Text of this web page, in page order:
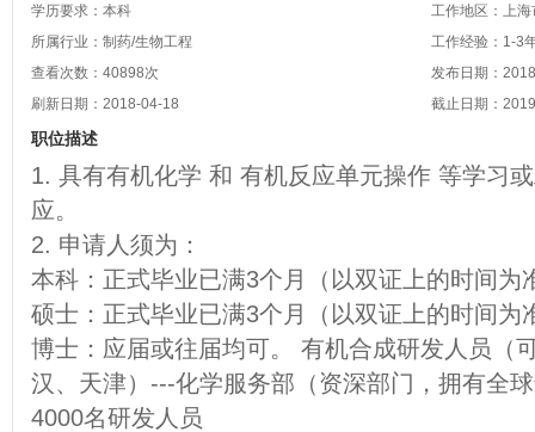
学历要求：本科
工作地区：上海
所属行业：制药/生物工程
工作经验：1-3
查看次数： 40898次
发布日期：
刷新日期：2018-04-18
截止日期：
职位描述
1. 具有有机化学 和 有机反应单元操作 等学习
应。
2. 申请人须为：
本科：正式毕业已满3个月（以双证上的时间为
硕士：正式毕业已满3个月（以双证上的时间为
博士：应届或往届均可。 有机合成研发人员（
汉、天津）---化学服务部（资深部门，拥有全
4000名研发人员